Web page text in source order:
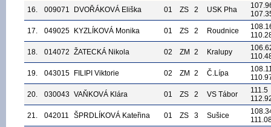
16.
009071 DVOŘÁKOVÁ Eliška 01 ZS 2 USK Pha
17.
049025 KYZLÍKOVÁ Monika 01 ZS 2 Roudnice
18.
014072 ŽATECKÁ Nikola 02 ZM 2 Kralupy
19.
043015 FILIPI Viktorie 02 ZM 2 Č.Lípa
20.
030043 VAŇKOVÁ Klára 01 ZS 2 VS Tábor
111.5
21.
042011 ŠPRDLÍKOVÁ Kateřina 01 ZS 3 Sušice